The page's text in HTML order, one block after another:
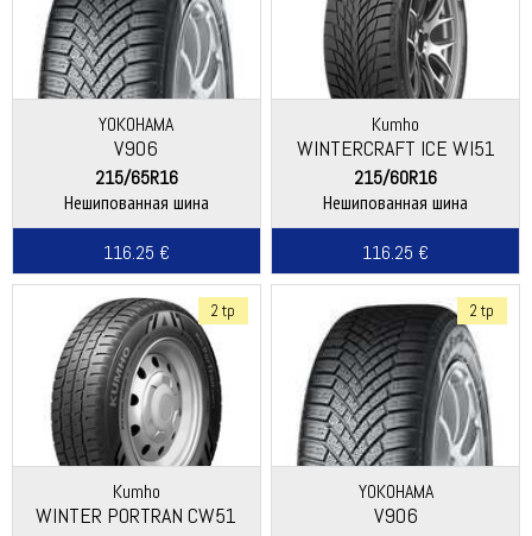
YOKOHAMA
V906
215/65R16
Нешипованная шина
116.25 €
Kumho
WINTERCRAFT ICE WI51
215/60R16
Нешипованная шина
116.25 €
2 tp
Kumho
WINTER PORTRAN CW51
2 tp
YOKOHAMA
V906